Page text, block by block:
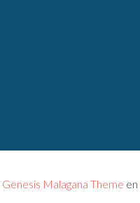
Genesis Malagana Theme en